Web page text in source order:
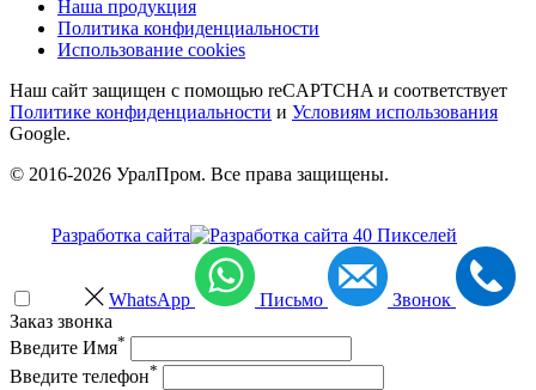
Наша продукция
Политика конфиденциальности
Использование cookies
Наш сайт защищен с помощью reCAPTCHA и соответствует
Политике конфиденциальности и Условиям использования
Google.
© 2016-2026 УралПром. Все права защищены.
Разработка сайта
WhatsApp Письмо
Звонок
Заказ звонка
Введите Имя*
Введите телефон*